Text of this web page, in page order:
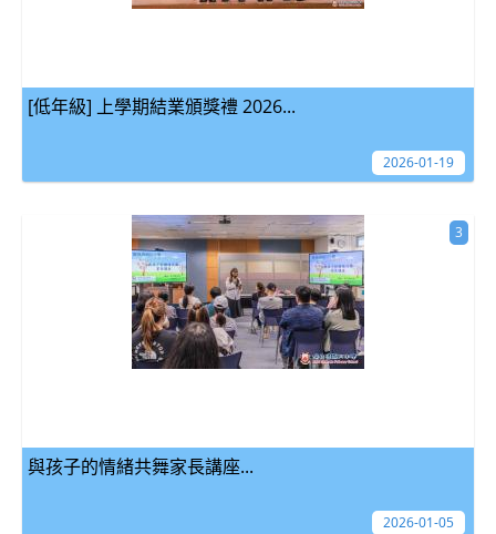
[低年級] 上學期結業頒獎禮 2026...
2026-01-19
與孩子的情緒共舞家長講座...
3
2026-01-05